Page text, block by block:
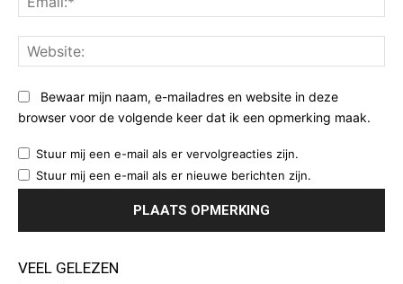
Bewaar mijn naam, e-mailadres en website in deze
browser voor de volgende keer dat ik een opmerking maak.
Stuur mij een e-mail als er vervolgreacties zijn.
Stuur mij een e-mail als er nieuwe berichten zijn.
VEEL GELEZEN